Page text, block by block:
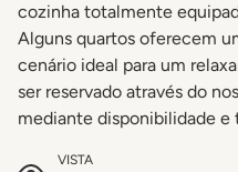
cozinha totalmente
Alguns quartos oferecem
cenário ideal para um
ser reservado através do
mediante disponibilidade e
VISTA